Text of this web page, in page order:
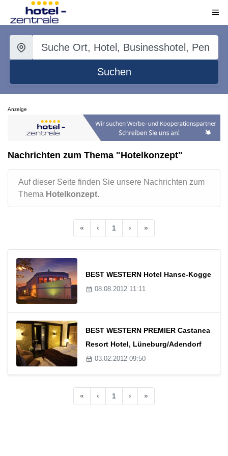
Suchen
Anzeige
Nachrichten zum Thema "Hotelkonzept"
Auf dieser Seite finden Sie unsere Nachrichten zum
Thema Hotelkonzept.
« ‹ 1 › »
BEST WESTERN Hotel Hanse-Kogge
08.08.2012 11:11
BEST WESTERN PREMIER Castanea
Resort Hotel, Lüneburg/Adendorf
03.02.2012 09:50
« ‹ 1 › »